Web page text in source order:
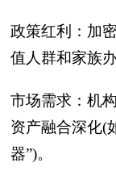
政策红利：加
值人群和家族
市场需求：机
资产融合深化(
器”)。